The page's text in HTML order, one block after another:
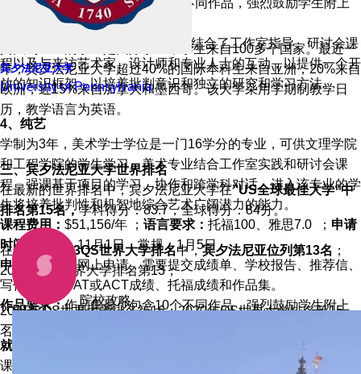
宾大约19%的学生是国际学生，学生来自100多个国家。最近一
年，宾夕法尼亚大学超过40%的国际本科生来自亚洲，20%来自
欧洲，近15%来自加拿大和墨西哥。该大学采用学期制教学日
历，教学语言为英语。
三、宾夕法尼亚大学世界排名
在最新的世界排名中，宾夕法尼亚大学在”US全球最佳大学“中
排名第15名，学科得分：83.7，全球得分：84分。
在最新的 2023QS世界大学排名中，宾夕法尼亚位列第13名 ；
2022年QS世界大学排名第13；
2021年QS世界大学排名第16；2020年QS世界大学排名第15
名。
作品要求：作品集最少包含10个不同作品，强烈鼓励学生附上
一篇300字左右的艺术家陈述。
设计综合专业 (DSGN)结合了工作室指导、研讨会课
程以及与来访艺术家、设计师和专业人士的互动，以提供一个开
放的知识框架，以培养批判意识和独立的研究和学习方法。
4、 纯艺
学制为3年，美术学士学位是一门16学分的专业，可供文理学院
和工程学院的学生学习。美术专业结合工作室实践和研讨会课
程，强调基于项目的学习、协作和跨学科对话。进入该专业的学
生将培养批判性和机智地综合艺术广阔潜力的能力。
课程费用： $51,156/年 ； 语言要求： 托福100、雅思7.0 ； 申请
时间：
早申：11月1日 常规：1月5日
申请要求：
在网上申请，需要提交成绩单、学校报告、推荐信、
写作样本、SAT或ACT成绩、托福成绩和作品集。
作品要求：作品集最少包含10个不同作品，强烈鼓励学生附上
一篇300字左右的艺术家陈述。
就业方向：
课程以及与来访艺术家、设计师和专业人士的互动，以提供一个
宾夕法尼亚大学
University of Pennsylvania
院校攻略